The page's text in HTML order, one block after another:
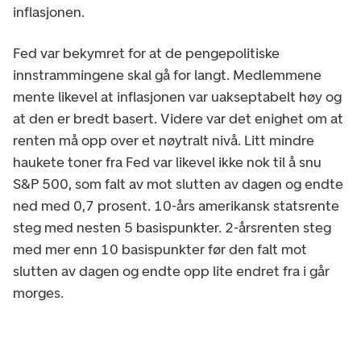
inflasjonen.
Fed var bekymret for at de pengepolitiske
innstrammingene skal gå for langt. Medlemmene
mente likevel at inflasjonen var uakseptabelt høy og
at den er bredt basert. Videre var det enighet om at
renten må opp over et nøytralt nivå. Litt mindre
haukete toner fra Fed var likevel ikke nok til å snu
S&P 500, som falt av mot slutten av dagen og endte
ned med 0,7 prosent. 10-års amerikansk statsrente
steg med nesten 5 basispunkter. 2-årsrenten steg
med mer enn 10 basispunkter før den falt mot
slutten av dagen og endte opp lite endret fra i går
morges.